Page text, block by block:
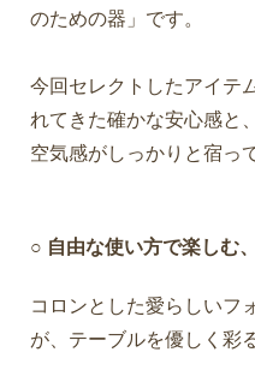
のための器」です。
今回セレクトしたアイテ
れてきた確かな安心感と
空気感がしっかりと宿っ
○ 自由な使い方で楽しむ
コロンとした愛らしいフ
が、テーブルを優しく彩